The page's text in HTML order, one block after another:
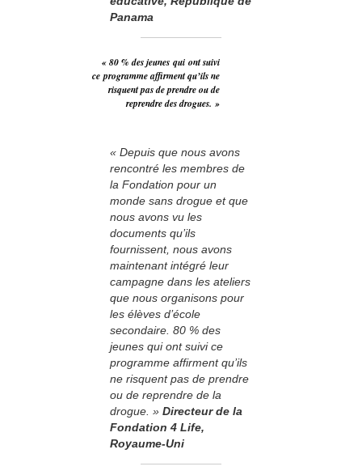
Panama
« 80 % des jeunes qui ont suivi
ce programme affirment qu’ils ne
risquent pas de prendre ou de
reprendre des drogues. »
« Depuis que nous avons
rencontré les membres de
la Fondation pour un
monde sans drogue et que
nous avons vu les
documents qu’ils
fournissent, nous avons
maintenant intégré leur
campagne dans les ateliers
que nous organisons pour
les élèves d’école
secondaire. 80 % des
jeunes qui ont suivi ce
programme affirment qu’ils
ne risquent pas de prendre
ou de reprendre de la
drogue. » Directeur de la
Fondation 4 Life,
Royaume-Uni